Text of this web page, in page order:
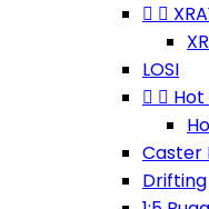
 
LOSI
  Hot
Caster
Drifting